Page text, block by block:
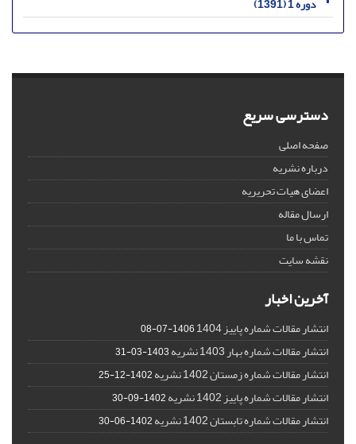
دوره 1 (1391)
دسترسی سریع
صفحه اصلی
درباره نشریه
اعضای هیات تحریریه
ارسال مقاله
تماس با ما
نقشه سایت
آخرین اخبار
انتشار مقالات شماره پاییز 1404 1406-07-08
انتشار مقالات شماره بهار 1403 نشریه 1403-03-31
انتشار مقالات شماره زمستان 1402 نشریه 1402-12-25
انتشار مقالات شماره پاییز 1402 نشریه 1402-09-30
انتشار مقالات شماره تابستان 1402 نشریه 1402-06-30